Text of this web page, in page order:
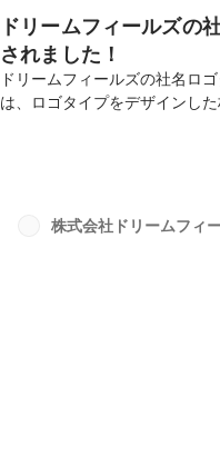
ドリームフィールズの
されました！
ドリームフィールズの社名ロ
は、ロゴタイプをデザインし
かけでデザインを変更しよう
リームフィールズらしさをロ
株式会社ドリームフィ